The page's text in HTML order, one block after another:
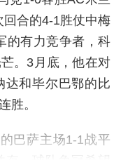
合的4-1胜仗中梅
的有力竞争者，科
。3月底，他在对
达和毕尔巴鄂的比
胜。
巴萨主场1-1战平